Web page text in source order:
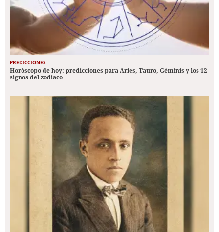
PREDICCIONES
Horóscopo de hoy: predicciones para Aries, Tauro, Géminis y los 12
signos del zodiaco